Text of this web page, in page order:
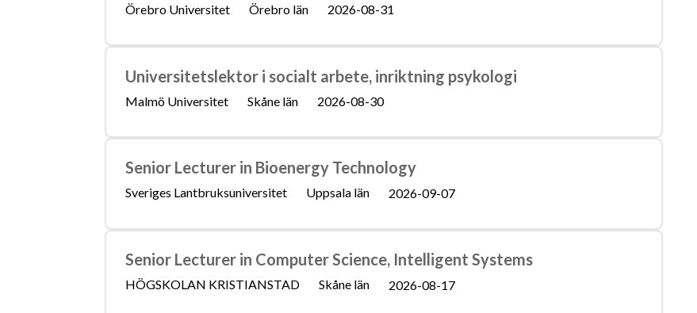
Örebro Universitet Örebro län 2026-08-31
Universitetslektor i socialt arbete, inriktning psykologi
Malmö Universitet Skåne län 2026-08-30
Senior Lecturer in Bioenergy Technology
Sveriges Lantbruksuniversitet Uppsala län 2026-09-07
Senior Lecturer in Computer Science, Intelligent Systems
HÖGSKOLAN KRISTIANSTAD Skåne län 2026-08-17